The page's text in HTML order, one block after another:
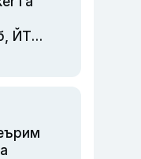
ЙТҲ
суд